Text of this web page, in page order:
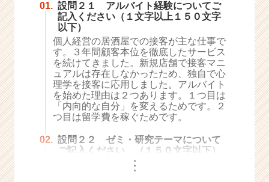
ト
が
く
就
活
サ
イ
ト
チ
01. 設問２１ アルバイト経験についてご
記入ください（１文字以上１５０文字
以下）
個人経営の居酒屋での接客が主な仕事で
す。３年間顧客本位を徹底したサービス
を続けてきました。新規店舗で接客マニ
ュアルは存在しなかったため、独自で心
理学を接客に応用しました。アルバイト
を始めた理由は２つあります。１つ目は
「内向的な自分」を変えるためです。２
つ目は留学費を稼ぐためです。
02. 設問２２ ゼミ・研究テーマについて
ご記入ください。（１５０文字以下）
・・・